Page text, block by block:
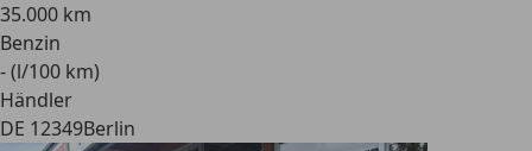
35.000 km
Benzin
- (l/100 km)
Händler
DE 12349Berlin